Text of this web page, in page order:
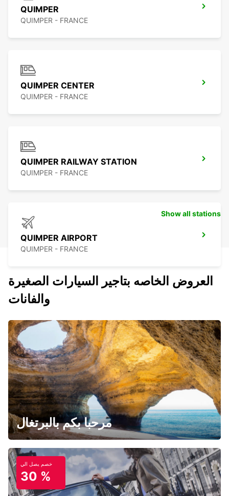
QUIMPER
QUIMPER - FRANCE
QUIMPER CENTER
QUIMPER - FRANCE
QUIMPER RAILWAY STATION
QUIMPER - FRANCE
QUIMPER AIRPORT
QUIMPER - FRANCE
Show all stations
العروض الخاصه بتاجير السيارات الصغيرة
والفانات
مرحبا بكم بالبرتغال
خصم يصل الي
30 %